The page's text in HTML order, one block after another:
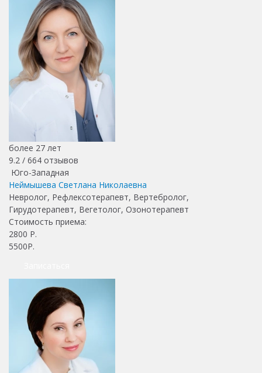
более 27 лет
9.2 / 664 отзывов
Юго-Западная
Неймышева Светлана Николаевна
Невролог, Рефлексотерапевт, Вертебролог,
Гирудотерапевт, Вегетолог, Озонотерапевт
Стоимость приема:
2800 Р.
5500Р.